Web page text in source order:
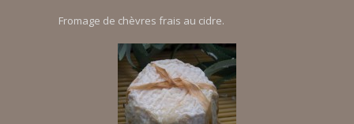
Fromage de chèvres frais au cidre.